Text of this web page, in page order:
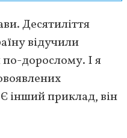
Десятиліття
відучили
дорослому. І я
інший приклад, він